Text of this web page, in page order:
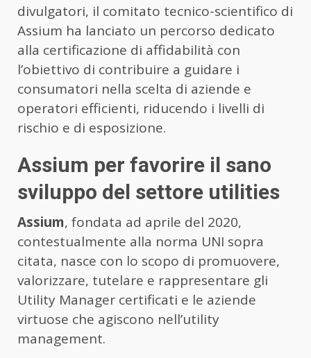
divulgatori, il comitato tecnico-scientifico di
Assium ha lanciato un percorso dedicato
alla certificazione di affidabilità con
l’obiettivo di contribuire a guidare i
consumatori nella scelta di aziende e
operatori efficienti, riducendo i livelli di
rischio e di esposizione.
Assium per favorire il sano
sviluppo del settore utilities
Assium, fondata ad aprile del 2020,
contestualmente alla norma UNI sopra
citata, nasce con lo scopo di promuovere,
valorizzare, tutelare e rappresentare gli
Utility Manager certificati e le aziende
virtuose che agiscono nell’utility
management.